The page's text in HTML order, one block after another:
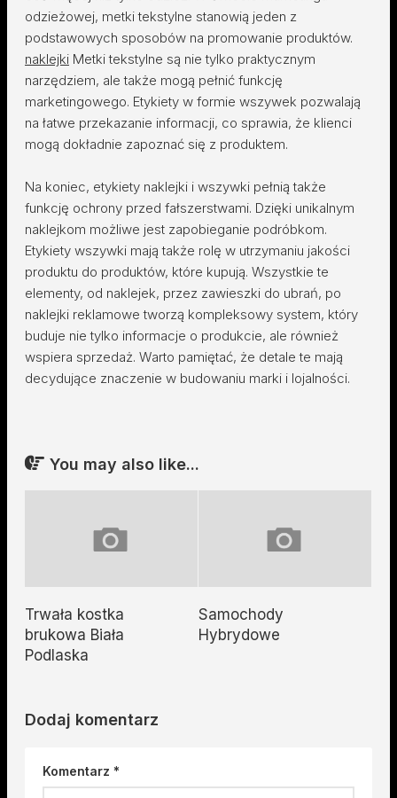
odzieżowej, metki tekstylne stanowią jeden z
podstawowych sposobów na promowanie produktów.
naklejki Metki tekstylne są nie tylko praktycznym
narzędziem, ale także mogą pełnić funkcję
marketingowego. Etykiety w formie wszywek pozwalają
na łatwe przekazanie informacji, co sprawia, że klienci
mogą dokładnie zapoznać się z produktem.
Na koniec, etykiety naklejki i wszywki pełnią także
funkcję ochrony przed fałszerstwami. Dzięki unikalnym
naklejkom możliwe jest zapobieganie podróbkom.
Etykiety wszywki mają także rolę w utrzymaniu jakości
produktu do produktów, które kupują. Wszystkie te
elementy, od naklejek, przez zawieszki do ubrań, po
naklejki reklamowe tworzą kompleksowy system, który
buduje nie tylko informacje o produkcie, ale również
wspiera sprzedaż. Warto pamiętać, że detale te mają
decydujące znaczenie w budowaniu marki i lojalności.
You may also like...
Trwała kostka
brukowa Biała
Podlaska
Samochody
Hybrydowe
Dodaj komentarz
Komentarz *